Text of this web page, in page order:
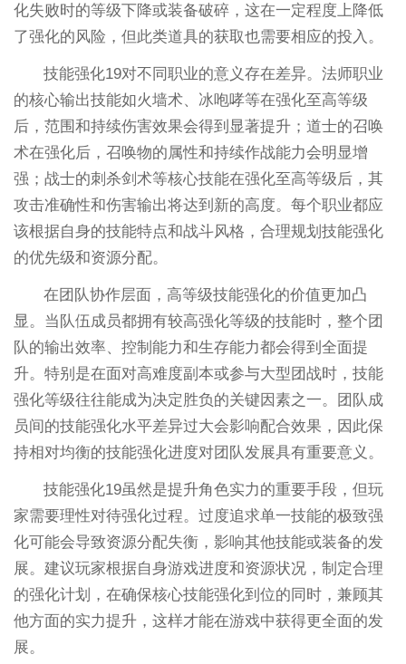
化失败时的等级下降或装备破碎，这在一定程度上降低
了强化的风险，但此类道具的获取也需要相应的投入。
技能强化19对不同职业的意义存在差异。法师职业
的核心输出技能如火墙术、冰咆哮等在强化至高等级
后，范围和持续伤害效果会得到显著提升；道士的召唤
术在强化后，召唤物的属性和持续作战能力会明显增
强；战士的刺杀剑术等核心技能在强化至高等级后，其
攻击准确性和伤害输出将达到新的高度。每个职业都应
该根据自身的技能特点和战斗风格，合理规划技能强化
的优先级和资源分配。
在团队协作层面，高等级技能强化的价值更加凸
显。当队伍成员都拥有较高强化等级的技能时，整个团
队的输出效率、控制能力和生存能力都会得到全面提
升。特别是在面对高难度副本或参与大型团战时，技能
强化等级往往能成为决定胜负的关键因素之一。团队成
员间的技能强化水平差异过大会影响配合效果，因此保
持相对均衡的技能强化进度对团队发展具有重要意义。
技能强化19虽然是提升角色实力的重要手段，但玩
家需要理性对待强化过程。过度追求单一技能的极致强
化可能会导致资源分配失衡，影响其他技能或装备的发
展。建议玩家根据自身游戏进度和资源状况，制定合理
的强化计划，在确保核心技能强化到位的同时，兼顾其
他方面的实力提升，这样才能在游戏中获得更全面的发
展。